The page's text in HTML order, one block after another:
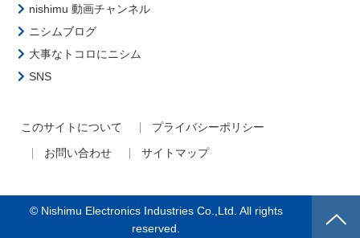
nishimu 動画チャンネル
ニシムブログ
大事なトコロにニシム
SNS
このサイトについて
プライバシーポリシー
お問い合わせ
サイトマップ
© Nishimu Electronics Industries Co.,Ltd. All rights
reserved.